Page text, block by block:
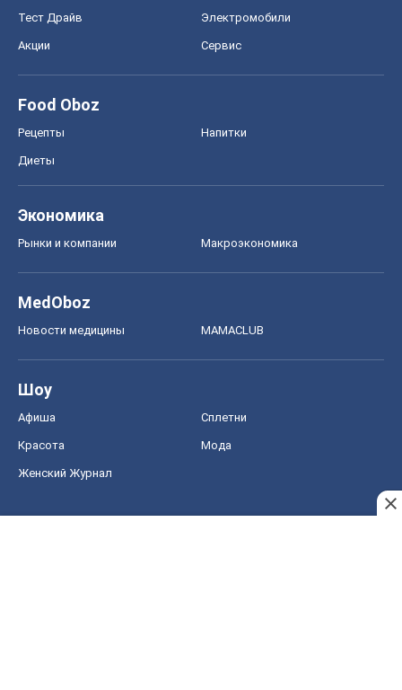
Тест Драйв Электромобили
Акции Сервис
Food Oboz
Рецепты Напитки
Диеты
Экономика
Рынки и компании Mакроэкономика
MedOboz
Новости медицины MAMACLUB
Шоу
Афиша Сплетни
Красота Мода
Женский Журнал